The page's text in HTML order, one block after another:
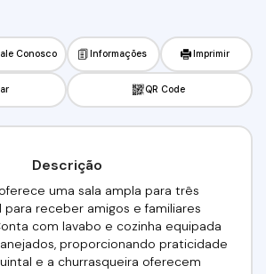
Conosco Informações Imprimir
QR Code
Descrição
uma sala ampla para três
para receber amigos e familiares
com lavabo e cozinha equipada
proporcionando praticidade
e a churrasqueira oferecem